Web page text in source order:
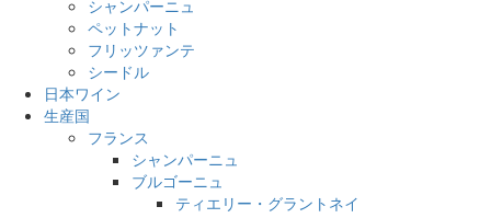
シャンパーニュ
ペットナット
フリッツァンテ
シードル
日本ワイン
生産国
フランス
シャンパーニュ
ブルゴーニュ
ティエリー・グラントネイ